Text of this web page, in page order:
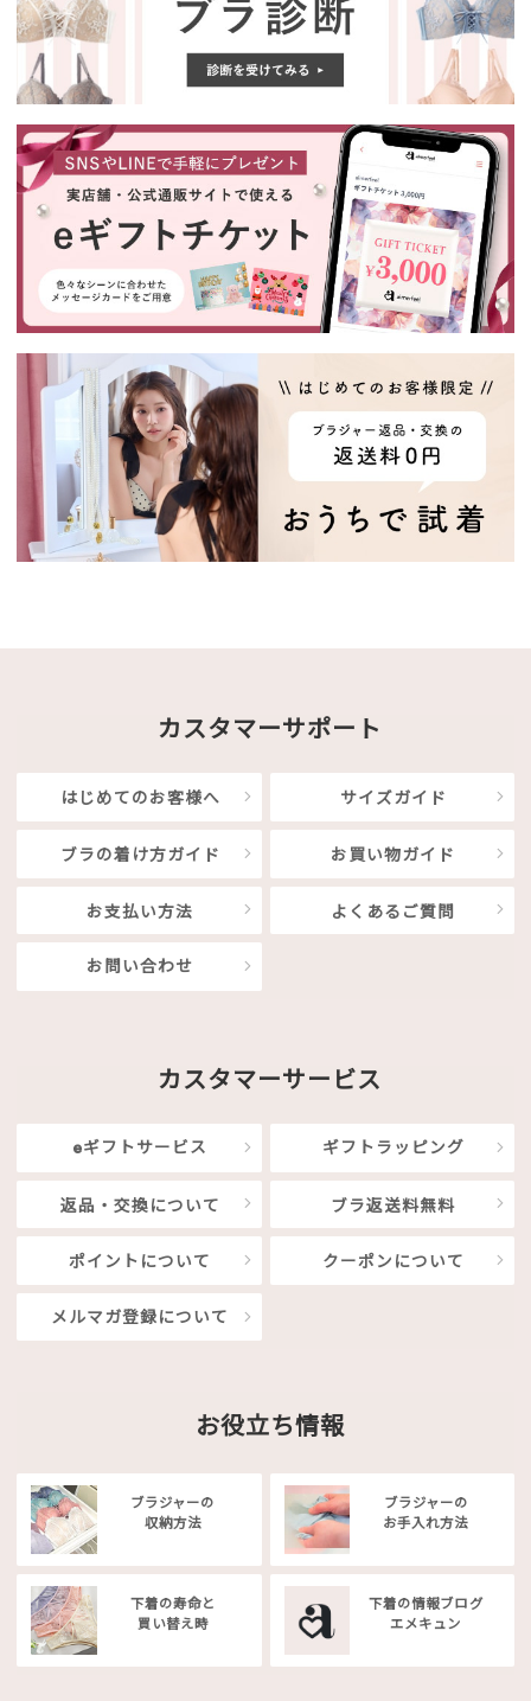
カスタマーサポート
はじめてのお客様へ サイズガイド
ブラの着け方ガイド お買い物ガイド
お支払い方法 よくあるご質問
お問い合わせ
カスタマーサービス
eギフトサービス ギフトラッピング
返品・交換について ブラ返送料無料
ポイントについて クーポンについて
メルマガ登録について
お役立ち情報
ブラジャーの
収納方法
ブラジャーの
お手入れ方法
下着の寿命と
買い替え時
下着の情報ブログ
エメキュン